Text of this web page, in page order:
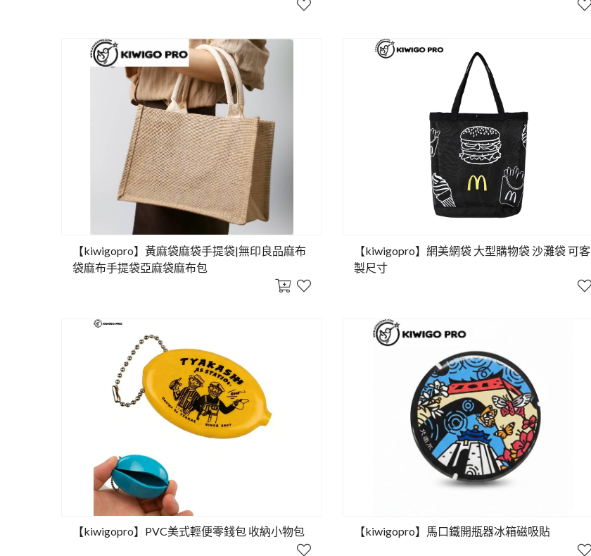
【kiwigopro】黃麻袋麻袋手提袋|無印良品麻布
袋麻布手提袋亞麻袋麻布包
【kiwigopro】網美網袋 大型購物袋 沙灘袋 可客
製尺寸
【kiwigopro】PVC美式輕便零錢包 收納小物包 【kiwigopro】馬口鐵開瓶器冰箱磁吸貼